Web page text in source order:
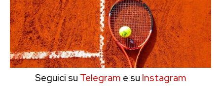
Seguici su Telegram e su Instagram